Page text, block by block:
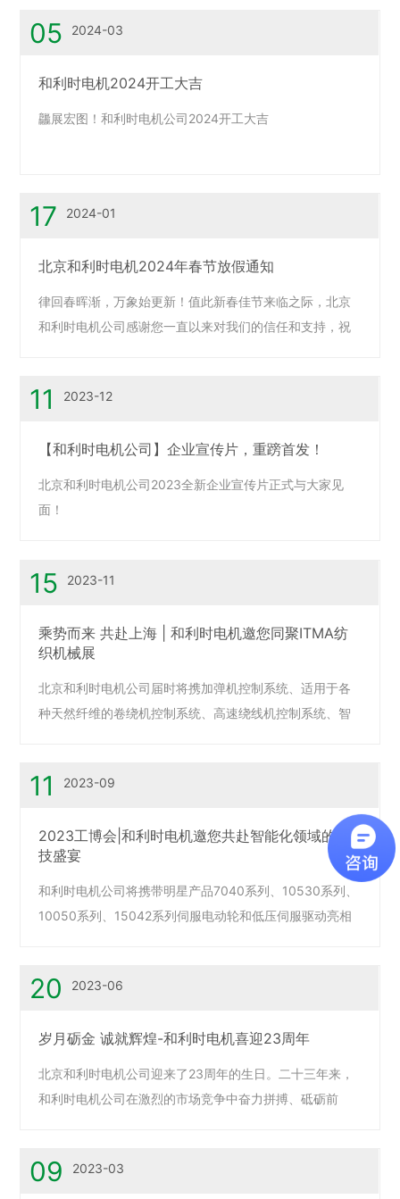
05 2024-03
和利时电机2024开工大吉
龘展宏图！和利时电机公司2024开工大吉
17 2024-01
北京和利时电机2024年春节放假通知
律回春晖渐，万象始更新！值此新春佳节来临之际，北京
和利时电机公司感谢您一直以来对我们的信任和支持，祝
11 2023-12
【和利时电机公司】企业宣传片，重䠙首发！
北京和利时电机公司2023全新企业宣传片正式与大家见
面！
15 2023-11
乘势而来 共赴上海 | 和利时电机邀您同聚ITMA纺
织机械展
北京和利时电机公司届时将携加弹机控制系统、适用于各
种天然纤维的卷绕机控制系统、高速绕线机控制系统、智
11 2023-09
2023工博会|和利时电机邀您共赴智能化领域的科
技盛宴
和利时电机公司将携带明星产品7040系列、10530系列、
10050系列、15042系列伺服电动轮和低压伺服驱动亮相
20 2023-06
岁月砺金 诚就辉煌-和利时电机喜迎23周年
北京和利时电机公司迎来了23周年的生日。二十三年来，
和利时电机公司在激烈的市场竞争中奋力拼搏、砥砺前
09 2023-03